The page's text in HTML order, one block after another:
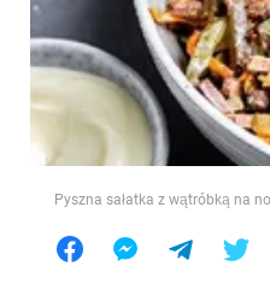
Jedzenie
Pyszna sałatka z wątróbką na